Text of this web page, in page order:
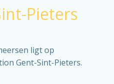
Pieters
ligt op
Gent-Sint-Pieters.